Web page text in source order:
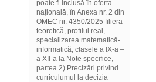
poate fi inclusă în oferta
națională, în Anexa nr. 2 din
OMEC nr. 4350/2025 filiera
teoretică, profilul real,
specializarea matematică-
informatică, clasele a IX-a –
a XII-a la Note specifice,
partea 2) Precizări privind
curriculumul la decizia